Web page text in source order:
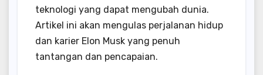
teknologi yang dapat mengubah dunia.
Artikel ini akan mengulas perjalanan hidup
dan karier Elon Musk yang penuh
tantangan dan pencapaian.